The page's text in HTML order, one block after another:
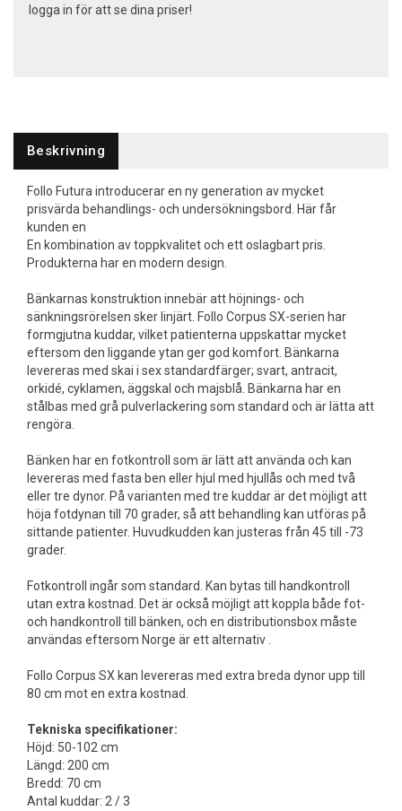
logga in för att se dina priser!
Beskrivning
Follo Futura introducerar en ny generation av mycket
prisvärda behandlings- och undersökningsbord. Här får
kunden en
En kombination av toppkvalitet och ett oslagbart pris.
Produkterna har en modern design.
Bänkarnas konstruktion innebär att höjnings- och
sänkningsrörelsen sker linjärt. Follo Corpus SX-serien har
formgjutna kuddar, vilket patienterna uppskattar mycket
eftersom den liggande ytan ger god komfort. Bänkarna
levereras med skai i sex standardfärger; svart, antracit,
orkidé, cyklamen, äggskal och majsblå. Bänkarna har en
stålbas med grå pulverlackering som standard och är lätta att
rengöra.
Bänken har en fotkontroll som är lätt att använda och kan
levereras med fasta ben eller hjul med hjullås och med två
eller tre dynor. På varianten med tre kuddar är det möjligt att
höja fotdynan till 70 grader, så att behandling kan utföras på
sittande patienter. Huvudkudden kan justeras från 45 till -73
grader.
Fotkontroll ingår som standard. Kan bytas till handkontroll
utan extra kostnad. Det är också möjligt att koppla både fot-
och handkontroll till bänken, och en distributionsbox måste
användas eftersom Norge är ett alternativ .
Follo Corpus SX kan levereras med extra breda dynor upp till
80 cm mot en extra kostnad.
Tekniska specifikationer:
Höjd: 50-102 cm
Längd: 200 cm
Bredd: 70 cm
Antal kuddar: 2 / 3